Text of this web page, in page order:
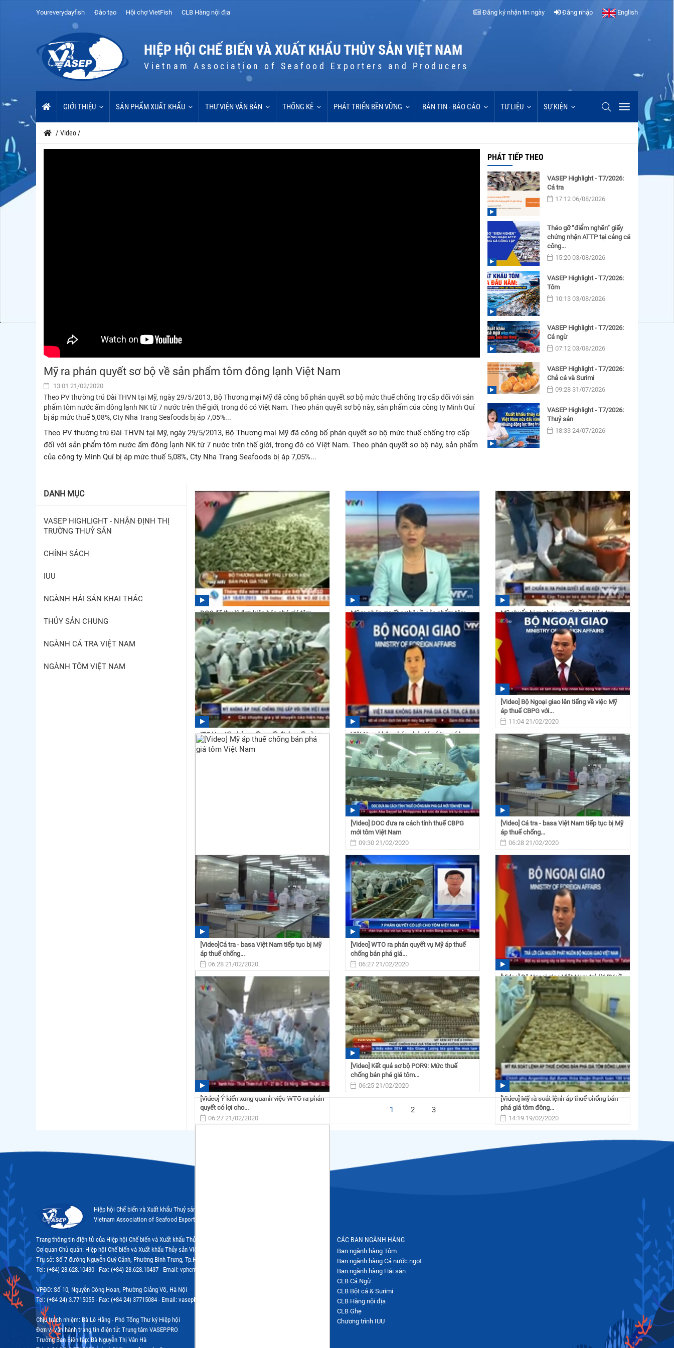
Youreverydayfish Đào tạo Hội chợ VietFish CLB Hàng nội địa Đăng ký nhận tin ngày Đăng nhập English
HIỆP HỘI CHẾ BIẾN VÀ XUẤT KHẨU THỦY SẢN VIỆT NAM
Vietnam Association of Seafood Exporters and Producers
GIỚI THIỆU SẢN PHẨM XUẤT KHẨU THƯ VIỆN VĂN BẢN THỐNG KÊ PHÁT TRIỂN BỀN VỮNG BẢN TIN - BÁO CÁO TƯ LIỆU SỰ KIỆN
/ Video /
Mỹ ra phán quyết sơ bộ về sản phẩm tôm đông lạnh Việt Nam
13:01 21/02/2020
Theo PV thường trú Đài THVN tại Mỹ, ngày 29/5/2013, Bộ Thương mại Mỹ đã công bố phán quyết sơ bộ mức thuế chống trợ cấp đối với sản
phẩm tôm nước ấm đông lạnh NK từ 7 nước trên thế giới, trong đó có Việt Nam. Theo phán quyết sơ bộ này, sản phẩm của công ty Minh Quí
bị áp mức thuế 5,08%, Cty Nha Trang Seafoods bị áp 7,05%...
Theo PV thường trú Đài THVN tại Mỹ, ngày 29/5/2013, Bộ Thương mại Mỹ đã công bố phán quyết sơ bộ mức thuế chống trợ cấp
đối với sản phẩm tôm nước ấm đông lạnh NK từ 7 nước trên thế giới, trong đó có Việt Nam. Theo phán quyết sơ bộ này, sản phẩm
của công ty Minh Quí bị áp mức thuế 5,08%, Cty Nha Trang Seafoods bị áp 7,05%...
PHÁT TIẾP THEO
VASEP Highlight - T7/2026:
Cá tra
17:12 06/08/2026
Tháo gỡ “điểm nghẽn” giấy
chứng nhận ATTP tại cảng cá
công...
15:20 03/08/2026
VASEP Highlight - T7/2026:
Tôm
10:13 03/08/2026
VASEP Highlight - T7/2026:
Cá ngừ
07:12 03/08/2026
VASEP Highlight - T7/2026:
Chả cá và Surimi
09:28 31/07/2026
VASEP Highlight - T7/2026:
Thuỷ sản
18:33 24/07/2026
DANH MỤC
VASEP HIGHLIGHT - NHẬN ĐỊNH THỊ
TRƯỜNG THUỶ SẢN
CHÍNH SÁCH
IUU
NGÀNH HẢI SẢN KHAI THÁC
THỦY SẢN CHUNG
NGÀNH CÁ TRA VIỆT NAM
NGÀNH TÔM VIỆT NAM
DOC đã thụ lý đơn kiện bán phá giá tôm
13:03 21/02/2020
Mỹ ra phán quyết sơ bộ về sản phẩm tôm
đông lạnh Việt Nam
13:01 21/02/2020
Mỹ chuẩn bị ra phán quyết về vụ kiện trợ
cấp tôm
13:01 21/02/2020
ITC Hoa Kỳ phủ quyết quyết định cuối cùng
vụ kiện chống trợ...
13:00 21/02/2020
Việt Nam không bán phá giá cá tra, cá basa
12:58 21/02/2020
[Video] Bộ Ngoại giao lên tiếng về việc Mỹ
áp thuế CBPG với...
11:04 21/02/2020
[Video] DOC đưa ra cách tính thuế CBPG
mới tôm Việt Nam
09:30 21/02/2020
[Video] Cá tra - basa Việt Nam tiếp tục bị Mỹ
áp thuế chống...
06:28 21/02/2020
[Video]Cá tra - basa Việt Nam tiếp tục bị Mỹ
áp thuế chống...
06:28 21/02/2020
[Video] WTO ra phán quyết vụ Mỹ áp thuế
chống bán phá giá...
06:27 21/02/2020
[Video] Bộ Ngoại giao Việt Nam trả lời PV về
việc DOC áp...
06:27 21/02/2020
[Video] Ý kiến xung quanh việc WTO ra phán
quyết có lợi cho...
06:27 21/02/2020
[Video] Kết quả sơ bộ POR9: Mức thuế
chống bán phá giá tôm...
06:25 21/02/2020
[Video] Mỹ rà soát lệnh áp thuế chống bán
phá giá tôm đông...
14:19 19/02/2020
1 2 3
Hiệp hội Chế biến và Xuất khẩu Thuỷ sản Việt Nam
Vietnam Association of Seafood Exporters and Producers
Trang thông tin điện tử của Hiệp hội Chế biến và Xuất khẩu Thủy sản Việt Nam (VASEP)
Cơ quan Chủ quản: Hiệp hội Chế biến và Xuất khẩu Thủy sản Việt Nam (VASEP)
Trụ sở: Số 7 đường Nguyễn Quý Cảnh, Phường Bình Trưng, Tp.Hồ Chí Minh
Tel: (+84) 28.628.10430 - Fax: (+84) 28.628.10437 - Email: vphcm@vasep.com.vn
VPĐD: Số 10, Nguyễn Công Hoan, Phường Giảng Võ, Hà Nội
Tel: (+84 24) 3.7715055 - Fax: (+84 24) 37715084 - Email: vasephn@vasep.com.vn
Chịu trách nhiệm: Bà Lê Hằng - Phó Tổng Thư ký Hiệp hội
Đơn vị vận hành trang tin điện tử: Trung tâm VASEP.PRO
Trưởng Ban Biên tập: Bà Nguyễn Thị Vân Hà
CÁC BAN NGÀNH HÀNG
Ban ngành hàng Tôm
Ban ngành hàng Cá nước ngọt
Ban ngành hàng Hải sản
CLB Cá Ngừ
CLB Bột cá & Surimi
CLB Hàng nội địa
CLB Ghẹ
Chương trình IUU